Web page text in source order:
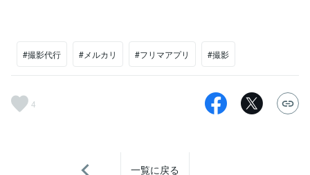
#撮影代行 #メルカリ #フリマアプリ #撮影
4
一覧に戻る